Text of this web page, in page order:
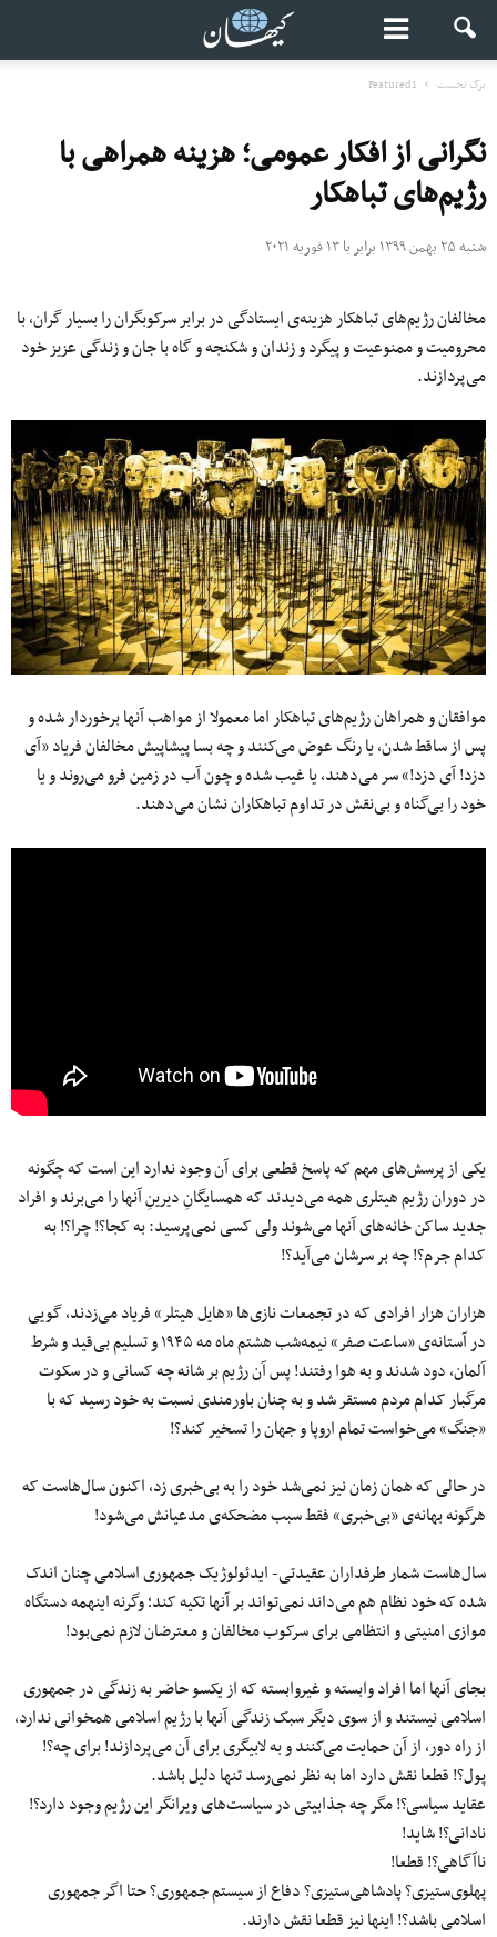
برگ نخست Featured1
نگرانی از افکار عمومی؛ هزینه همراهی با
رژیم‌های تباهکار
شنبه ۲۵ بهمن ۱۳۹۹ برابر با ۱۳ فوریه ۲۰۲۱
مخالفان رژیم‌های تباهکار هزینه‌ی ایستادگی در برابر سرکوبگران را بسیار گران، با
محرومیت و ممنوعیت و پیگرد و زندان و شکنجه و گاه با جان و زندگی عزیز خود
می‌پردازند.
موافقان و همراهان رژیم‌های تباهکار اما معمولا از مواهب آنها برخوردار شده و
پس از ساقط شدن، یا رنگ عوض می‌کنند و چه بسا پیشاپیش مخالفان فریاد «آی
دزد! آی دزد!» سر می‌دهند، یا غیب شده و چون آب در زمین فرو می‌روند و یا
خود را بی‌گناه و بی‌نقش در تداوم تباهکاران نشان می‌دهند.
یکی از پرسش‌های مهم که پاسخ قطعی برای آن وجود ندارد این است که چگونه
در دوران رژیم هیتلری همه می‌دیدند که همسایگانِ دیرینِ آنها را می‌برند و افراد
جدید ساکن خانه‌های آنها می‌شوند ولی کسی نمی‌پرسید: به کجا؟! چرا؟! به
کدام جرم؟! چه بر سرشان می‌آید؟!
هزاران هزار افرادی که در تجمعات نازی‌ها «هایل هیتلر» فریاد می‌زدند، گویی
در آستانه‌ی «ساعت صفر» نیمه‌شب هشتم ماه مه ۱۹۴۵ و تسلیم بی‌قید و شرط
آلمان، دود شدند و به هوا رفتند! پس آن رژیم بر شانه‌ چه کسانی و در سکوت
مرگبار کدام مردم مستقر شد و به چنان باورمندی نسبت به خود رسید که با
«جنگ» می‌خواست تمام اروپا و جهان را تسخیر کند؟!
در حالی که همان زمان نیز نمی‌شد خود را به بی‌خبری زد، اکنون سال‌هاست که
هرگونه بهانه‌ی «بی‌خبری» فقط سبب مضحکه‌ی مدعیانش می‌شود!
سال‌هاست شمار طرفداران عقیدتی- ایدئولوژیک جمهوری اسلامی چنان اندک
شده که خود نظام هم می‌داند نمی‌تواند بر آنها تکیه کند؛ وگرنه اینهمه دستگاه
موازی امنیتی و انتظامی برای سرکوب مخالفان و معترضان لازم نمی‌بود!
بجای آنها اما افراد وابسته و غیروابسته که از یکسو حاضر به زندگی در جمهوری
اسلامی نیستند و از سوی دیگر سبک زندگی آنها با رژیم اسلامی همخوانی ندارد،
از راه دور، از آن حمایت می‌کنند و به لابیگری برای آن می‌پردازند! برای چه؟!
پول؟! قطعا نقش دارد اما به نظر نمی‌رسد تنها دلیل باشد.
عقاید سیاسی؟! مگر چه جذابیتی در سیاست‌های ویرانگر این رژیم وجود دارد؟!
نادانی؟! شاید!
ناآگاهی؟! قطعا!
پهلوی‌ستیزی؟ پادشاهی‌ستیزی؟ دفاع از سیستم جمهوری؟ حتا اگر جمهوری
اسلامی باشد؟! اینها نیز قطعا نقش دارند.